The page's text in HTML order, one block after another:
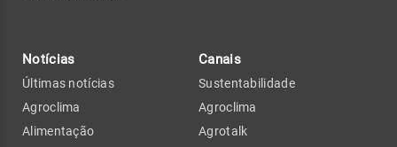
Notícias
Últimas notícias
Agroclima
Alimentação
Canais
Sustentabilidade
Agroclima
Agrotalk